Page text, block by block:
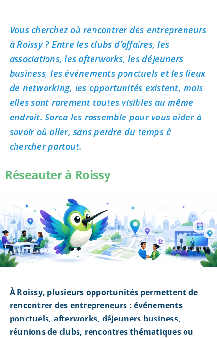
Vous cherchez où rencontrer des entrepreneurs
à Roissy ? Entre les clubs d’affaires, les
associations, les afterworks, les déjeuners
business, les événements ponctuels et les lieux
de networking, les opportunités existent, mais
elles sont rarement toutes visibles au même
endroit. Sarea les rassemble pour vous aider à
savoir où aller, sans perdre du temps à
chercher partout.
Réseauter à Roissy
À Roissy, plusieurs opportunités permettent de
rencontrer des entrepreneurs : événements
ponctuels, afterworks, déjeuners business,
réunions de clubs, rencontres thématiques ou